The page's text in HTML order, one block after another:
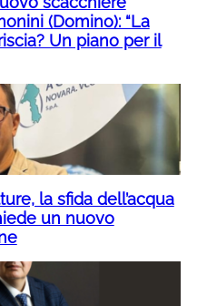
(Domino): “La
Un piano per il
la sfida dell’acqua
un nuovo